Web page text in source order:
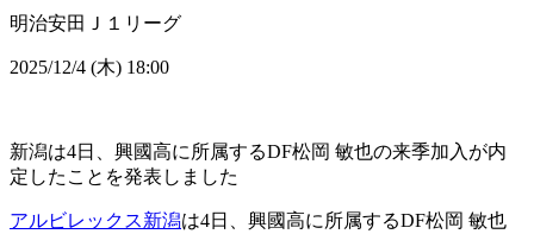
明治安田Ｊ１リーグ
2025/12/4 (木) 18:00
新潟は4日、興國高に所属するDF松岡 敏也の来季加入が内
定したことを発表しました
アルビレックス新潟は4日、興國高に所属するDF松岡 敏也